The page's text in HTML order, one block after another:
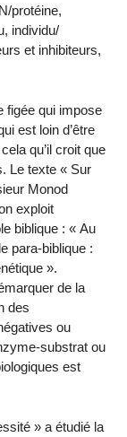
protéine,
individu/
et inhibiteurs,
figée qui impose
est loin d’être
qu’il croit que
Le texte « Sur
Monod
exploit
biblique : « Au
para-biblique :
».
de la
des
ou
substrat ou
est
» a étudié la